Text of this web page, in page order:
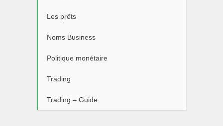
Les prêts
Noms Business
Politique monétaire
Trading
Trading – Guide